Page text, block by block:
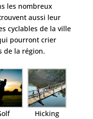
les nombreux
aussi leur
cyclables de la ville
pourront crier
de la région.
Hicking